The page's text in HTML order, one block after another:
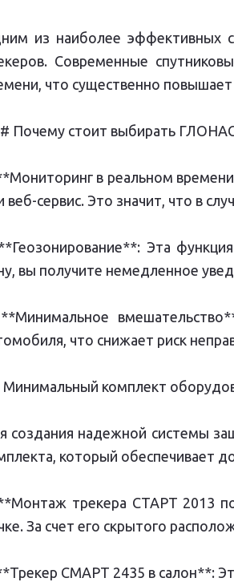
из наиболее эффективных
Современные
что существенно повышает
Почему стоит выбирать
в реальном
веб-сервис. Это значит, что в
Эта
вы получите немедленное
что снижает риск
комплект
создания надежной системы
который обеспечивает
трекера СТАРТ 2013
За счет его скрытого
СМАРТ 2435 в салон**: